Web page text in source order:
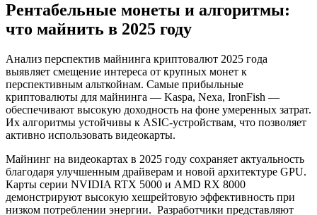
Рентабельные монеты и алгоритмы:
что майнить в 2025 году
Анализ перспектив майнинга криптовалют 2025 года
выявляет смещение интереса от крупных монет к
перспективным альткойнам. Самые прибыльные
криптовалюты для майнинга — Kaspa, Nexa, IronFish —
обеспечивают высокую доходность на фоне умеренных затрат.
Их алгоритмы устойчивы к ASIC-устройствам, что позволяет
активно использовать видеокарты.
Майнинг на видеокартах в 2025 году сохраняет актуальность
благодаря улучшенным драйверам и новой архитектуре GPU.
Карты серии NVIDIA RTX 5000 и AMD RX 8000
демонстрируют высокую хешрейтовую эффективность при
низком потреблении энергии. Разработчики представляют